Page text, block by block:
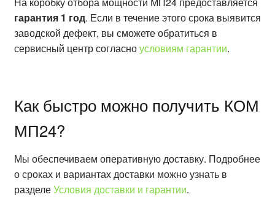
гарантия 1 год. Если в течение этого срока выявится
заводской дефект, вы сможете обратиться в
сервисный центр согласноусловиям гарантии.
Как быстро можно получить КОМ
МП24?
Мы обеспечиваем оперативную доставку. Подробнее
о сроках и вариантах доставки можно узнать в
разделеУсловия доставки и гарантии.